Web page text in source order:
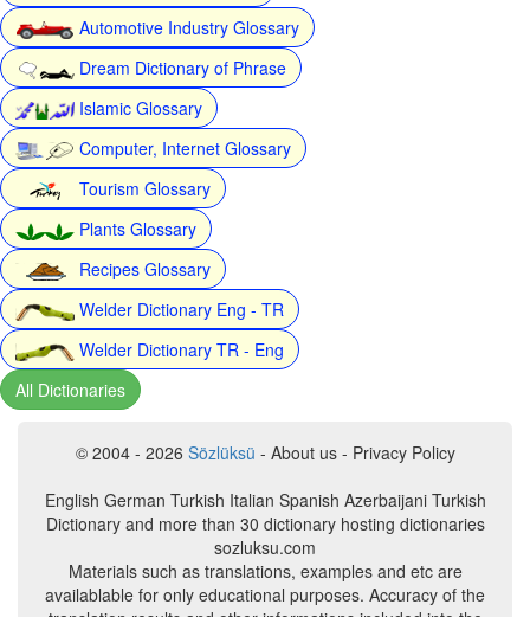
Automotive Industry Glossary
Dream Dictionary of Phrase
Islamic Glossary
Computer, Internet Glossary
Tourism Glossary
Plants Glossary
Recipes Glossary
Welder Dictionary Eng - TR
Welder Dictionary TR - Eng
All Dictionaries
© 2004 - 2026 Sözlüksü - About us - Privacy Policy
English German Turkish Italian Spanish Azerbaijani Turkish
Dictionary and more than 30 dictionary hosting dictionaries
sozluksu.com
Materials such as translations, examples and etc are
availablable for only educational purposes. Accuracy of the